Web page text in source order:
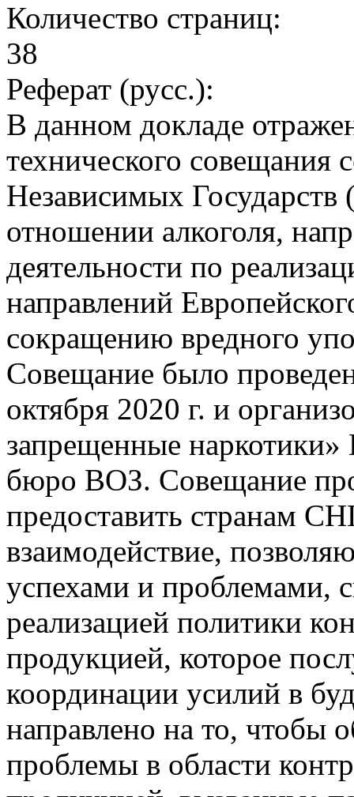
Количество страниц:
38
Реферат (русс.):
В данном докладе
технического совещания
Независимых
отношении алкоголя,
деятельности по
направлений
сокращению вредного
Совещание было
октября 2020 г. и
запрещенные наркотики»
бюро ВОЗ. Совещание
предоставить странам
взаимодействие,
успехами и проблемами,
реализацией политики
продукцией, которое
координации усилий в
направлено на то, чтобы
проблемы в области